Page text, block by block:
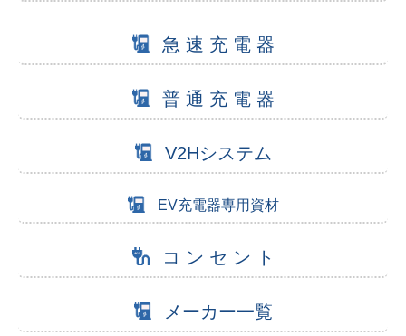
急 速 充 電 器
普 通 充 電 器
V2Hシステム
EV充電器専用資材
コ ン セ ン ト
メーカー一覧